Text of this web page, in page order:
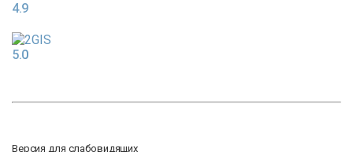
4.9
5.0
Версия для слабовидящих